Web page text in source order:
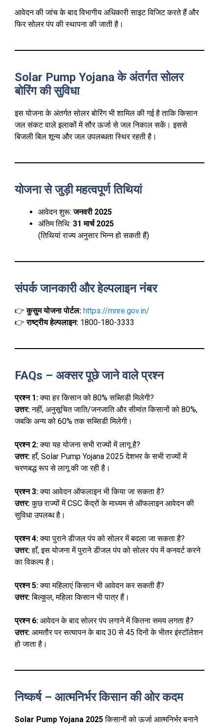
आवेदन की जांच के बाद विभागीय अधिकारी साइट विजिट करते हैं और
फिर सोलर पंप की स्थापना की जाती है।
Solar Pump Yojana के अंतर्गत सोलर
बोरिंग की सुविधा
इस योजना के अंतर्गत सोलर बोरिंग भी शामिल की गई है ताकि किसान
जल संकट वाले इलाकों में सौर ऊर्जा से जल निकाल सकें। इससे
बिजली बिल शून्य और जल उपलब्धता स्थिर रहती है।
योजना से जुड़ी महत्वपूर्ण तिथियां
आवेदन शुरू:जनवरी 2025
अंतिम तिथि: 31 मार्च 2025
(तिथियां राज्य अनुसार भिन्न हो सकती हैं)
संपर्क जानकारी और हेल्पलाइन नंबर
👉कुसुम योजना पोर्टल: https://mnre.gov.in/
👉राष्ट्रीय हेल्पलाइन: 1800-180-3333
FAQs – अक्सर पूछे जाने वाले प्रश्न
प्रश्न 1:क्या हर किसान को 80% सब्सिडी मिलेगी?
उत्तर:नहीं, अनुसूचित जाति/जनजाति और सीमांत किसानों को 80%,
जबकि अन्य को 60% तक सब्सिडी मिलेगी।
प्रश्न 2:क्या यह योजना सभी राज्यों में लागू है?
उत्तर:हाँ, Solar Pump Yojana 2025 देशभर के सभी राज्यों में
चरणबद्ध रूप से लागू की जा रही है।
प्रश्न 3:क्या आवेदन ऑफलाइन भी किया जा सकता है?
उत्तर:कुछ राज्यों में CSC केंद्रों के माध्यम से ऑफलाइन आवेदन की
सुविधा उपलब्ध है।
प्रश्न 4:क्या पुराने डीजल पंप को सोलर में बदला जा सकता है?
उत्तर:हाँ, इस योजना में पुराने डीजल पंप को सोलर पंप में कनवर्ट करने
का विकल्प है।
प्रश्न 5:क्या महिलाएं किसान भी आवेदन कर सकती हैं?
उत्तर:बिल्कुल, महिला किसान भी पात्र हैं।
प्रश्न 6: आवेदन के बाद सोलर पंप लगाने में कितना समय लगता है?
उत्तर: आमतौर पर सत्यापन के बाद 30 से 45 दिनों के भीतर इंस्टॉलेशन
हो जाता है।
निष्कर्ष – आत्मनिर्भर किसान की ओर कदम
Solar Pump Yojana 2025किसानों को ऊर्जा आत्मनिर्भर बनाने